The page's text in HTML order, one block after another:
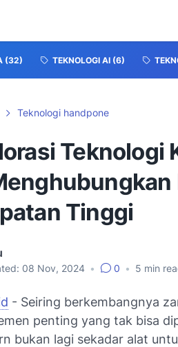
(32) TEKNOLOGI AI (6)
Teknologi handpone
Teknologi
Tinggi
08 Nov, 2024 • 0 • 5 min
- Seiring berkembangnya
penting yang tak bisa
bukan lagi sekadar alat